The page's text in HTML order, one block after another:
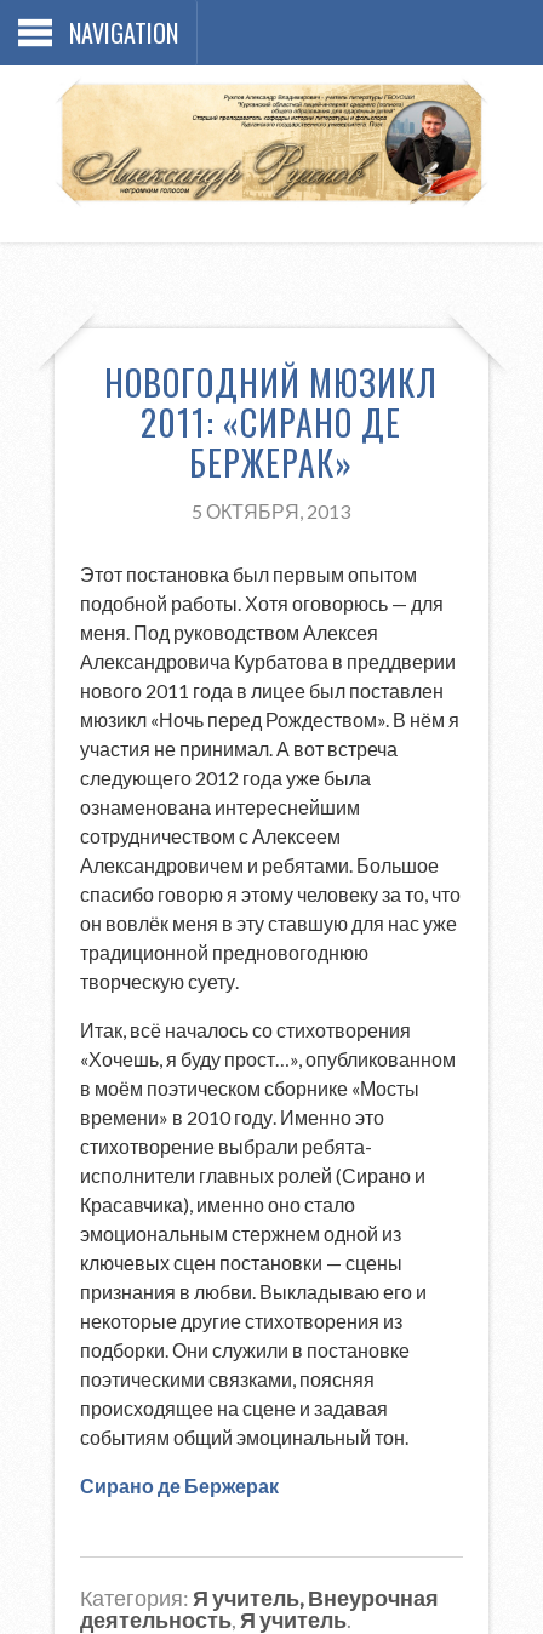
NAVIGATION
НОВОГОДНИЙ МЮЗИКЛ
2011: «СИРАНО ДЕ
БЕРЖЕРАК»
5 ОКТЯБРЯ, 2013
Этот постановка был первым опытом
подобной работы. Хотя оговорюсь — для
меня. Под руководством Алексея
Александровича Курбатова в преддверии
нового 2011 года в лицее был поставлен
мюзикл «Ночь перед Рождеством». В нём я
участия не принимал. А вот встреча
следующего 2012 года уже была
ознаменована интереснейшим
сотрудничеством с Алексеем
Александровичем и ребятами. Большое
спасибо говорю я этому человеку за то, что
он вовлёк меня в эту ставшую для нас уже
традиционной предновогоднюю
творческую суету.
Итак, всё началось со стихотворения
«Хочешь, я буду прост…», опубликованном
в моём поэтическом сборнике «Мосты
времени» в 2010 году. Именно это
стихотворение выбрали ребята-
исполнители главных ролей (Сирано и
Красавчика), именно оно стало
эмоциональным стержнем одной из
ключевых сцен постановки — сцены
признания в любви. Выкладываю его и
некоторые другие стихотворения из
подборки. Они служили в постановке
поэтическими связками, поясняя
происходящее на сцене и задавая
событиям общий эмоцинальный тон.
Сирано де Бержерак
Категория: Я учитель, Внеурочная
деятельность, Я учитель.